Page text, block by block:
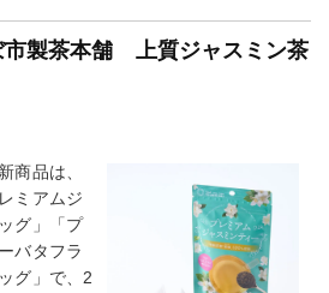
市製茶本舗 上質ジャスミン茶
商品は、
ミアムジ
グ」「プ
バタフラ
グ」で、2